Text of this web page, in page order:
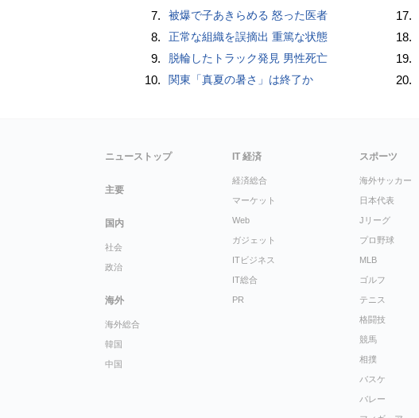
7. 被爆で子あきらめる 怒った医者
8. 正常な組織を誤摘出 重篤な状態
9. 脱輪したトラック発見 男性死亡
10. 関東「真夏の暑さ」は終了か
17.
18.
19.
20.
ニューストップ
主要
国内
社会
政治
海外
海外総合
韓国
中国
IT 経済
経済総合
マーケット
Web
ガジェット
ITビジネス
IT総合
PR
スポーツ
海外サッカー
日本代表
Jリーグ
プロ野球
MLB
ゴルフ
テニス
格闘技
競馬
相撲
バスケ
バレー